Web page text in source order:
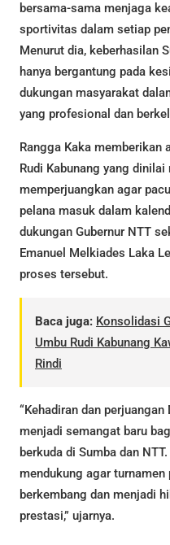
bersama-sama menjaga
sportivitas dalam setiap
Menurut dia, keberhasilan
hanya bergantung pada
dukungan masyarakat
yang profesional dan
Rangga Kaka memberikan
Rudi Kabunang yang
memperjuangkan agar
pelana masuk dalam
dukungan Gubernur NTT
Emanuel Melkiades Laka
proses tersebut.
Baca juga: Konsolidasi
Umbu Rudi Kabunang
Rindi
“Kehadiran dan perjuangan
menjadi semangat baru
berkuda di Sumba dan
mendukung agar
berkembang dan menjadi
prestasi,” ujarnya.